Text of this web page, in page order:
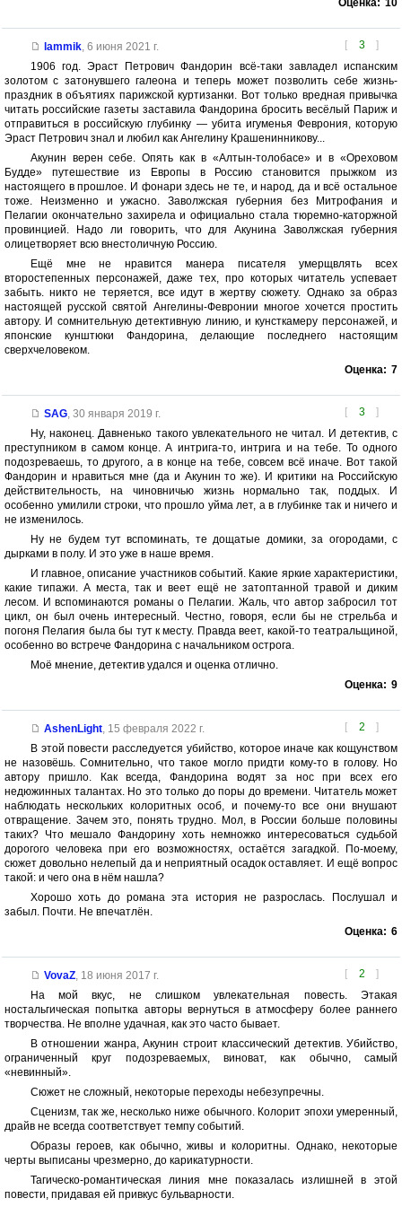
Оценка: 10
[ 3 ]
lammik, 6 июня 2021 г.
1906 год. Эраст Петрович Фандорин всё-таки завладел испанским
золотом с затонувшего галеона и теперь может позволить себе жизнь-
праздник в объятиях парижской куртизанки. Вот только вредная привычка
читать российские газеты заставила Фандорина бросить весёлый Париж и
отправиться в российскую глубинку — убита игуменья Феврония, которую
Эраст Петрович знал и любил как Ангелину Крашенинникову...
Акунин верен себе. Опять как в «Алтын-толобасе» и в «Ореховом
Будде» путешествие из Европы в Россию становится прыжком из
настоящего в прошлое. И фонари здесь не те, и народ, да и всё остальное
тоже. Неизменно и ужасно. Заволжская губерния без Митрофания и
Пелагии окончательно захирела и официально стала тюремно-каторжной
провинцией. Надо ли говорить, что для Акунина Заволжская губерния
олицетворяет всю внестоличную Россию.
Ещё мне не нравится манера писателя умерщвлять всех
второстепенных персонажей, даже тех, про которых читатель успевает
забыть. никто не теряется, все идут в жертву сюжету. Однако за образ
настоящей русской святой Ангелины-Февронии многое хочется простить
автору. И сомнительную детективную линию, и кунсткамеру персонажей, и
японские кунштюки Фандорина, делающие последнего настоящим
сверхчеловеком.
Оценка: 7
[ 3 ]
SAG, 30 января 2019 г.
Ну, наконец. Давненько такого увлекательного не читал. И детектив, с
преступником в самом конце. А интрига-то, интрига и на тебе. То одного
подозреваешь, то другого, а в конце на тебе, совсем всё иначе. Вот такой
Фандорин и нравиться мне (да и Акунин то же). И критики на Российскую
действительность, на чиновничью жизнь нормально так, поддых. И
особенно умилили строки, что прошло уйма лет, а в глубинке так и ничего и
не изменилось.
Ну не будем тут вспоминать, те дощатые домики, за огородами, с
дырками в полу. И это уже в наше время.
И главное, описание участников событий. Какие яркие характеристики,
какие типажи. А места, так и веет ещё не затоптанной травой и диким
лесом. И вспоминаются романы о Пелагии. Жаль, что автор забросил тот
цикл, он был очень интересный. Честно, говоря, если бы не стрельба и
погоня Пелагия была бы тут к месту. Правда веет, какой-то театральщиной,
особенно во встрече Фандорина с начальником острога.
Моё мнение, детектив удался и оценка отлично.
Оценка: 9
[ 2 ]
AshenLight, 15 февраля 2022 г.
В этой повести расследуется убийство, которое иначе как кощунством
не назовёшь. Сомнительно, что такое могло придти кому-то в голову. Но
автору пришло. Как всегда, Фандорина водят за нос при всех его
недюжинных талантах. Но это только до поры до времени. Читатель может
наблюдать нескольких колоритных особ, и почему-то все они внушают
отвращение. Зачем это, понять трудно. Мол, в России больше половины
таких? Что мешало Фандорину хоть немножко интересоваться судьбой
дорогого человека при его возможностях, остаётся загадкой. По-моему,
сюжет довольно нелепый да и неприятный осадок оставляет. И ещё вопрос
такой: и чего она в нём нашла?
Хорошо хоть до романа эта история не разрослась. Послушал и
забыл. Почти. Не впечатлён.
Оценка: 6
[ 2 ]
VovaZ, 18 июня 2017 г.
На мой вкус, не слишком увлекательная повесть. Этакая
ностальгическая попытка авторы вернуться в атмосферу более раннего
творчества. Не вполне удачная, как это часто бывает.
В отношении жанра, Акунин строит классический детектив. Убийство,
ограниченный круг подозреваемых, виноват, как обычно, самый
«невинный».
Сюжет не сложный, некоторые переходы небезупречны.
Сценизм, так же, несколько ниже обычного. Колорит эпохи умеренный,
драйв не всегда соответствует темпу событий.
Образы героев, как обычно, живы и колоритны. Однако, некоторые
черты выписаны чрезмерно, до карикатурности.
Тагическо-романтическая линия мне показалась излишней в этой
повести, придавая ей привкус бульварности.